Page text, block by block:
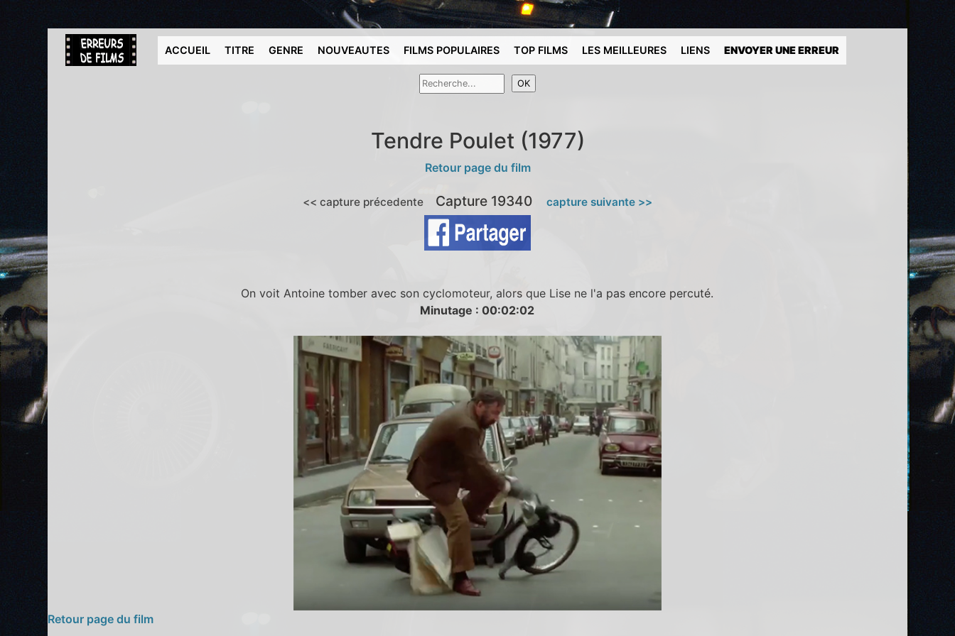
ACCUEIL TITRE GENRE NOUVEAUTES FILMS POPULAIRES TOP FILMS LES MEILLEURES LIENS ENVOYER UNE ERREUR
Tendre Poulet (1977)
Retour page du film
<< capture précedente Capture 19340 capture suivante >>
On voit Antoine tomber avec son cyclomoteur, alors que Lise ne l'a pas encore percuté.
Minutage : 00:02:02
Retour page du film